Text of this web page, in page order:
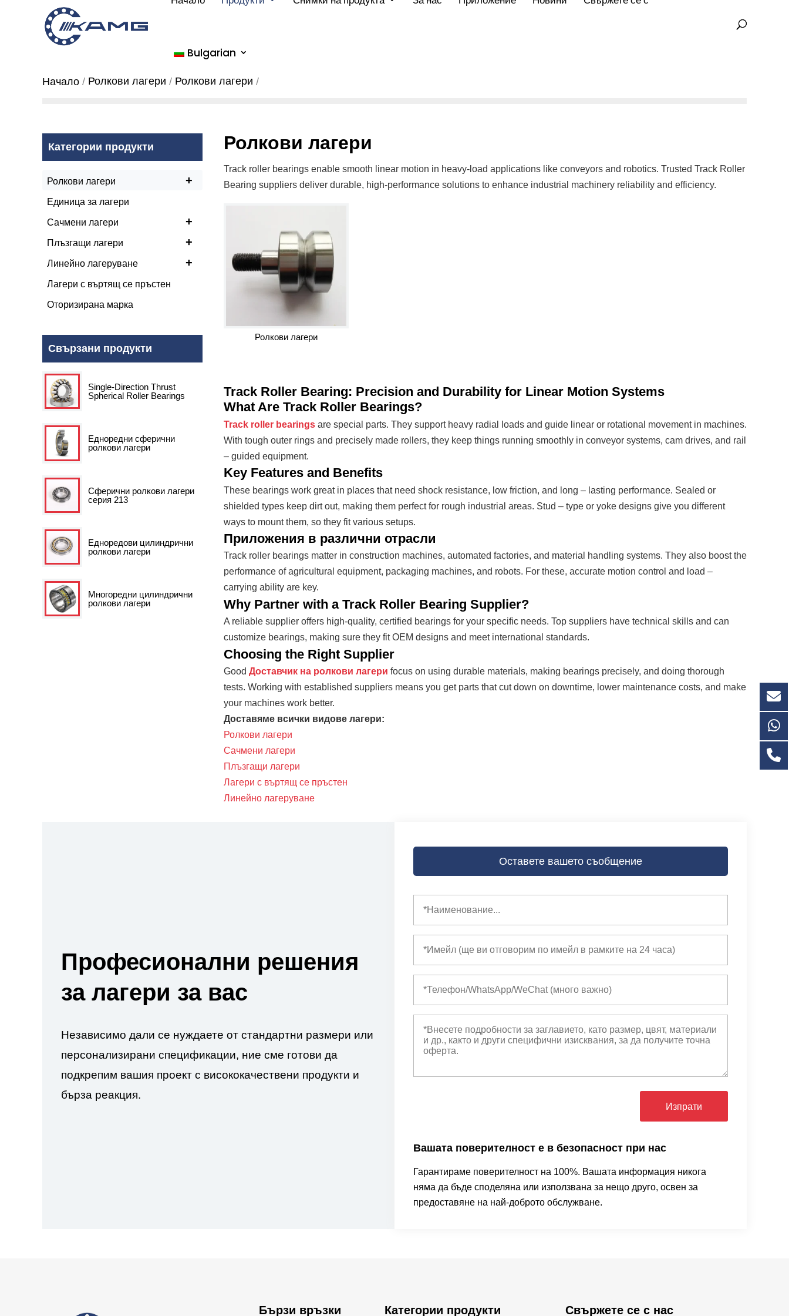
Bulgarian
Начало Ролкови лагери Ролкови лагери
Категории продукти
+
Ролкови лагери
Единица за лагери
+
Сачмени лагери
+
Плъзгащи лагери
+
Линейно лагеруване
Лагери с въртящ се пръстен
Оторизирана марка
Свързани продукти
Single-Direction Thrust
Spherical Roller Bearings
Едноредни сферични
ролкови лагери
Сферични ролкови лагери
серия 213
Едноредови цилиндрични
ролкови лагери
Многоредни цилиндрични
ролкови лагери
Ролкови лагери
Track roller bearings enable smooth linear motion in heavy-load applications like conveyors and robotics. Trusted Track Roller
Bearing suppliers deliver durable, high-performance solutions to enhance industrial machinery reliability and efficiency.
Ролкови лагери
Track Roller Bearing: Precision and Durability for Linear Motion Systems
What Are Track Roller Bearings?
Track roller bearings are special parts. They support heavy radial loads and guide linear or rotational movement in machines.
With tough outer rings and precisely made rollers, they keep things running smoothly in conveyor systems, cam drives, and rail
– guided equipment.
Key Features and Benefits
These bearings work great in places that need shock resistance, low friction, and long – lasting performance. Sealed or
shielded types keep dirt out, making them perfect for rough industrial areas. Stud – type or yoke designs give you different
ways to mount them, so they fit various setups.
Приложения в различни отрасли
Track roller bearings matter in construction machines, automated factories, and material handling systems. They also boost the
performance of agricultural equipment, packaging machines, and robots. For these, accurate motion control and load –
carrying ability are key.
Why Partner with a Track Roller Bearing Supplier?
A reliable supplier offers high-quality, certified bearings for your specific needs. Top suppliers have technical skills and can
customize bearings, making sure they fit OEM designs and meet international standards.
Choosing the Right Supplier
Good Доставчик на ролкови лагери focus on using durable materials, making bearings precisely, and doing thorough
tests. Working with established suppliers means you get parts that cut down on downtime, lower maintenance costs, and make
your machines work better.
Доставяме всички видове лагери:
Ролкови лагери
Сачмени лагери
Плъзгащи лагери
Лагери с въртящ се пръстен
Линейно лагеруване
Професионални решения
за лагери за вас
Независимо дали се нуждаете от стандартни размери или
персонализирани спецификации, ние сме готови да
подкрепим вашия проект с висококачествени продукти и
бърза реакция.
Оставете вашето съобщение
Изпрати
Вашата поверителност е в безопасност при нас
Гарантираме поверителност на 100%. Вашата информация никога
няма да бъде споделяна или използвана за нещо друго, освен за
предоставяне на най-доброто обслужване.
Бързи връзки Категории продукти Свържете се с нас